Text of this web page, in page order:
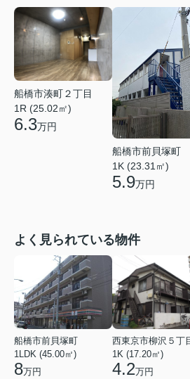
船橋市湊町２丁目
1R (25.02㎡)
6.3万円
船橋市前貝塚町
1K (23.31㎡)
5.9万円
よく見られている物件
船橋市前貝塚町
1LDK (45.00㎡)
8万円
西東京市柳沢５丁
1K (17.20㎡)
4.2万円